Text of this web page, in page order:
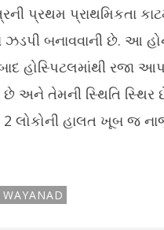
પ્રથમ પ્રાથમિકતા
બનાવવાની છે. આ
હોસ્પિટલમાંથી રજા
છે અને તેમની સ્થિતિ સ્થિર
લોકોની હાલત ખૂબ જ
WAYANAD